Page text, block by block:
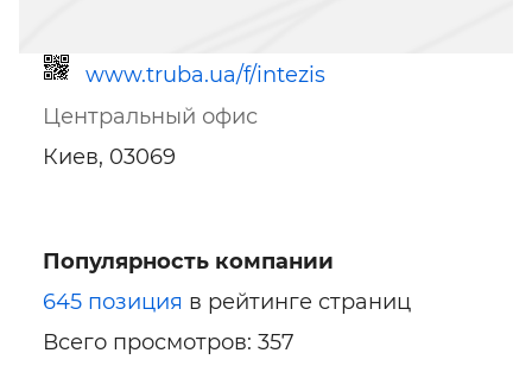
www.truba.ua/f/intezis
Ссылка для мобильных устройств
Центральный офис
Киев, 03069
Популярность компании
645 позиция в рейтинге страниц
Всего просмотров: 357